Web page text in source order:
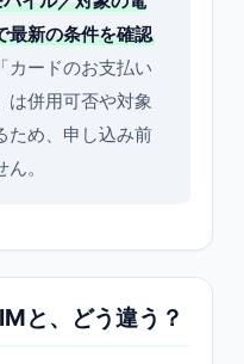
最新の条件を確認
カードのお支払い
は併用可否や対象
ため、申し込み前
。
と、どう違う？